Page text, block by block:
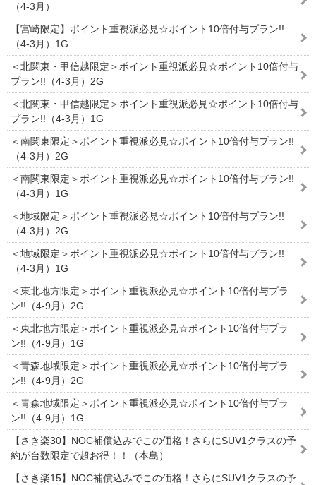
（4-3月）
【宮崎限定】ポイント重視派必見☆ポイント10倍付与プラン!!
（4-3月）1G
＜北関東・甲信越限定＞ポイント重視派必見☆ポイント10倍付与
プラン!!（4-3月）2G
＜北関東・甲信越限定＞ポイント重視派必見☆ポイント10倍付与
プラン!!（4-3月）1G
＜南関東限定＞ポイント重視派必見☆ポイント10倍付与プラン!!
（4-3月）2G
＜南関東限定＞ポイント重視派必見☆ポイント10倍付与プラン!!
（4-3月）1G
＜地域限定＞ポイント重視派必見☆ポイント10倍付与プラン!!
（4-3月）2G
＜地域限定＞ポイント重視派必見☆ポイント10倍付与プラン!!
（4-3月）1G
＜東北地方限定＞ポイント重視派必見☆ポイント10倍付与プラ
ン!!（4-9月）2G
＜東北地方限定＞ポイント重視派必見☆ポイント10倍付与プラ
ン!!（4-9月）1G
＜青森地域限定＞ポイント重視派必見☆ポイント10倍付与プラ
ン!!（4-9月）2G
＜青森地域限定＞ポイント重視派必見☆ポイント10倍付与プラ
ン!!（4-9月）1G
【さき楽30】NOC補償込みでこの価格！さらにSUV1クラスの予
約が台数限定で超お得！！（本島）
【さき楽15】NOC補償込みでこの価格！さらにSUV1クラスの予